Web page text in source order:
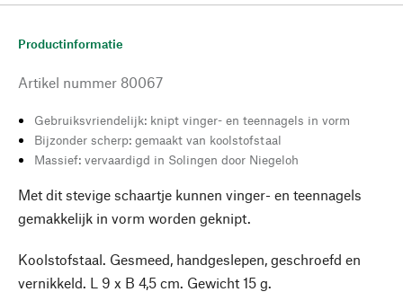
Productinformatie
Artikel nummer 80067
Gebruiksvriendelijk: knipt vinger- en teennagels in vorm
Bijzonder scherp: gemaakt van koolstofstaal
Massief: vervaardigd in Solingen door Niegeloh
Met dit stevige schaartje kunnen vinger- en teennagels
gemakkelijk in vorm worden geknipt.
Koolstofstaal. Gesmeed, handgeslepen, geschroefd en
vernikkeld. L 9 x B 4,5 cm. Gewicht 15 g.